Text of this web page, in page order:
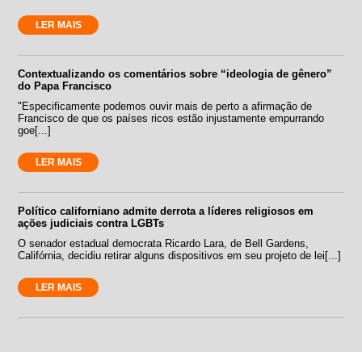
LER MAIS
Contextualizando os comentários sobre “ideologia de gênero”
do Papa Francisco
"Especificamente podemos ouvir mais de perto a afirmação de
Francisco de que os países ricos estão injustamente empurrando
goe[...]
LER MAIS
Político californiano admite derrota a líderes religiosos em
ações judiciais contra LGBTs
O senador estadual democrata Ricardo Lara, de Bell Gardens,
Califórnia, decidiu retirar alguns dispositivos em seu projeto de lei[...]
LER MAIS